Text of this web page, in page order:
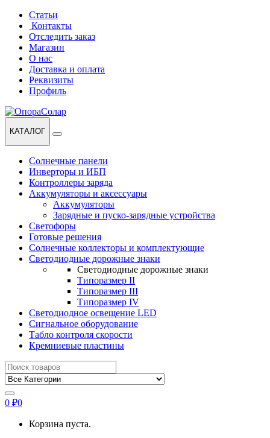
Перейти
навигации
Перейти
содержанию
Статьи
Контакты
Отследить заказ
Магазин
О нас
Доставка и оплата
Реквизиты
Профиль
КАТАЛОГ
Солнечные панели
Инверторы и ИБП
Контроллеры заряда
Аккумуляторы и аксессуары
Аккумуляторы
Зарядные и пуско-зарядные устройства
Светофоры
Готовые решения
Солнечные коллекторы и комплектующие
Светодиодные дорожные знаки
Светодиодные дорожные знаки
Типоразмер II
Типоразмер III
Типоразмер IV
Светодиодное освещение LED
Сигнальное оборудование
Табло контроля скорости
Кремниевые пластины
Найти:
0 ₽0
Корзина пуста.